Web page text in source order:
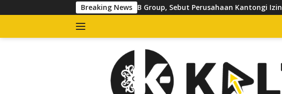
ke
Breaking News
Melawan Hukum PT JMB Group, Sebut Perusahaan Kantongi Izin Lengkap